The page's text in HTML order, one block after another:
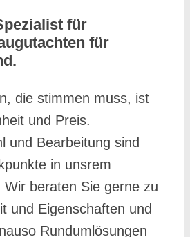
für
für
die stimmen muss, ist
und Preis.
und Bearbeitung sind
in unsrem
Wir beraten Sie gerne zu
und Eigenschaften und
Rundumlösungen